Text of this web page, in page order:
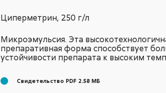
Циперметрин, 250 г/л
Микроэмульсия. Эта
препаративная форма способствует
устойчивости препарата к высоким
Свидетельство PDF 2.58 МБ